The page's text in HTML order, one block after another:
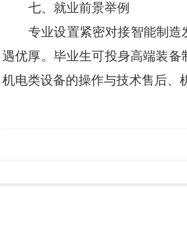
七、就业前景举例
专业设置紧密对接智能制
遇优厚。毕业生可投身高端装备
机电类设备的操作与技术售后、